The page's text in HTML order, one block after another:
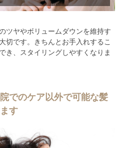
ツヤやボリュームダウンを維持す
切です。きちんとお手入れするこ
き、スタイリングしやすくなりま
でのケア以外で可能な髪
す